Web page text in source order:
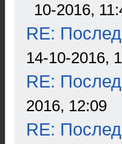
10-2016,
RE:
14-10-2016,
RE:
2016, 12:09
RE: